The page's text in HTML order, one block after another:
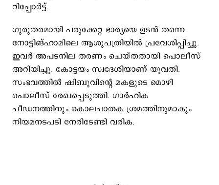
റിപ്പോര്‍ട്ട്.
ഗുരുതരമായി പരുക്കേറ്റ ഭാര്യയെ ഉടന്‍ തന്നെ
നോട്ടിങ്ഹാമിലെ ആശുപത്രിയില്‍ പ്രവേശിപ്പിച്ചു.
ഇവര്‍ അപടനില തരണം ചെയ്തതായി പൊലീസ്
അറിയിച്ചു. കോട്ടയം സ്വദേശിയാണ് യുവതി.
സംഭവത്തില്‍ ഷിബുവിന്‍റെ മകളുടെ മൊഴി
പൊലീസ് രേഖപ്പെടുത്തി. ഗാര്‍ഹിക
പീഡനത്തിനും കൊലപാതക ശ്രമത്തിനുമാകും
നിയമനടപടി നേരിടേണ്ടി വരിക.